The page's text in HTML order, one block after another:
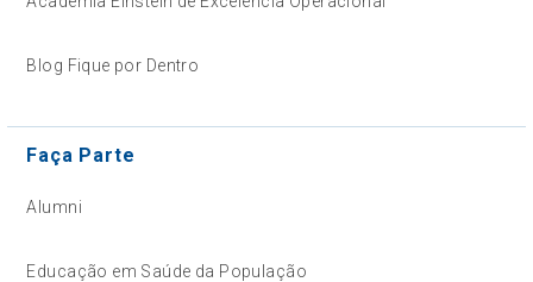
Blog Fique por Dentro
Faça Parte
Alumni
Educação em Saúde da População